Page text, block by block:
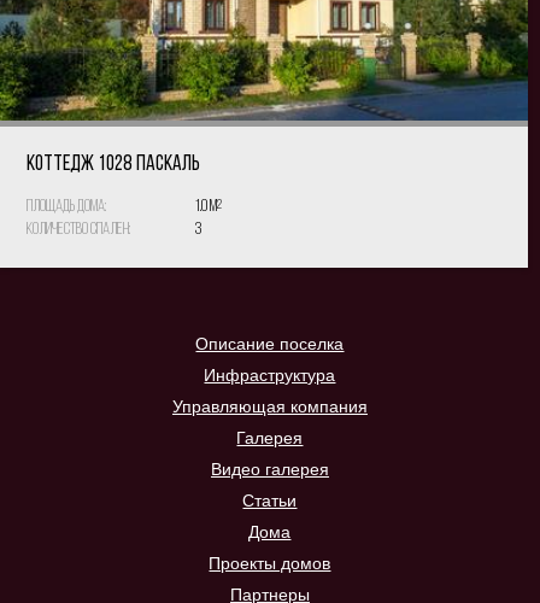
КОТТЕДЖ 1028 Паскаль
Площадь дома: 1.0 м2
Количество спален: 3
Описание поселка
Инфраструктура
Управляющая компания
Галерея
Видео галерея
Статьи
Дома
Проекты домов
Партнеры